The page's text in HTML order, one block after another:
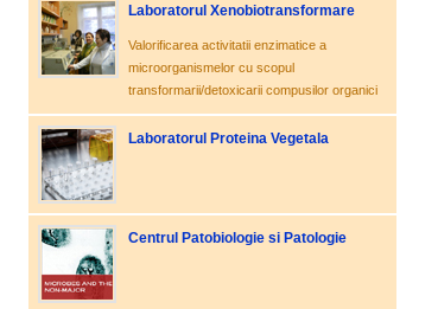
Laboratorul Xenobiotransformare
Valorificarea activitatii enzimatice a
microorganismelor cu scopul
transformarii/detoxicarii compusilor organici
Laboratorul Proteina Vegetala
Centrul Patobiologie si Patologie